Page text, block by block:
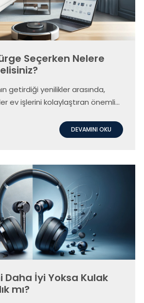
Seçerken Nelere
getirdiği yenilikler arasında,
ev işlerini kolaylaştıran önemli
seçerken nelere dikkat
yazımızda, robot süpürge alırken
örnek ürün incelemesi ile bu
daha anlaşılır hale getireceğiz.
DEVAMINI OKU
Daha İyi Yoksa Kulak
mı?